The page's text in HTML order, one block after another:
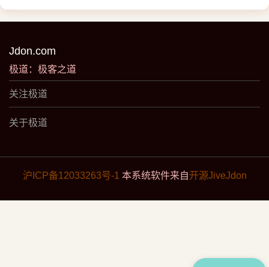
Jdon.com
极道：极客之道
关注极道
关于极道
沪ICP备12033263号-1 本系统软件来自开源JiveJdon